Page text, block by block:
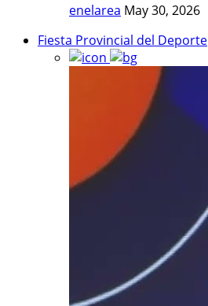
enelarea May 30, 2026
Fiesta Provincial del Deporte